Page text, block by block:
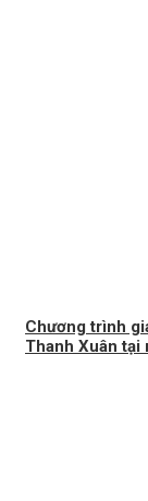
Chương trình
Thanh Xuân tại